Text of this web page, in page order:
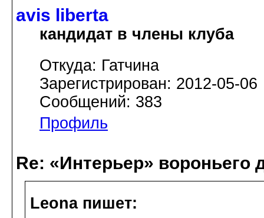
avis libertа
кандидат в члены клуба
Откуда: Гатчина
Зарегистрирован: 2012-05-06
Сообщений: 383
Профиль
Re: «Интерьер» вороньего
Leona пишет: